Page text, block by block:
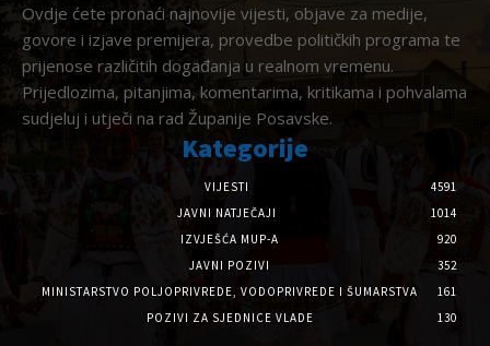
Ovdje ćete pronaći najnovije vijesti, objave za medije,
govore i izjave premijera, provedbe političkih programa te
prijenose različitih događanja u realnom vremenu.
Prijedlozima, pitanjima, komentarima, kritikama i pohvalama
sudjeluj i utječi na rad Županije Posavske.
Kategorije
VIJESTI
4591
JAVNI NATJEČAJI
1014
IZVJEŠĆA MUP-A
920
JAVNI POZIVI
352
MINISTARSTVO POLJOPRIVREDE, VODOPRIVREDE I ŠUMARSTVA
161
POZIVI ZA SJEDNICE VLADE
130